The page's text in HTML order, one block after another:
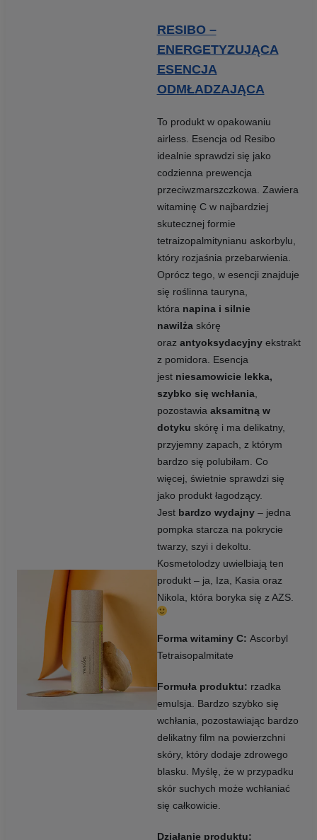
RESIBO –
ENERGETYZUJĄCA
ESENCJA
ODMŁADZAJĄCA
To produkt w opakowaniu
airless. Esencja od Resibo
idealnie sprawdzi się jako
codzienna prewencja
przeciwzmarszczkowa. Zawiera
witaminę C w najbardziej
skutecznej formie
tetraizopalmitynianu askorbylu,
który rozjaśnia przebarwienia.
Oprócz tego, w esencji znajduje
się roślinna tauryna,
która napina i silnie
nawilżaskórę
oraz antyoksydacyjnyekstrakt
z pomidora. Esencja
jest niesamowicie lekka,
szybko się wchłania,
pozostawia aksamitną w
dotyku skórę i ma delikatny,
przyjemny zapach, z którym
bardzo się polubiłam. Co
więcej, świetnie sprawdzi się
jako produkt łagodzący.
Jest bardzo wydajny– jedna
pompka starcza na pokrycie
twarzy, szyi i dekoltu.
Kosmetolodzy uwielbiają ten
produkt – ja, Iza, Kasia oraz
Nikola, która boryka się z AZS.
Forma witaminy C: Ascorbyl
Tetraisopalmitate
Formuła produktu: rzadka
emulsja. Bardzo szybko się
wchłania, pozostawiając bardzo
delikatny film na powierzchni
skóry, który dodaje zdrowego
blasku. Myślę, że w przypadku
skór suchych może wchłaniać
się całkowicie.
Działanie produktu: